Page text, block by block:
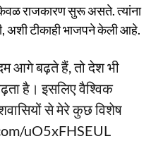
राजकारण सुरू असते. त्यांना
अशी टीकाही भाजपने केली आहे.
आगे बढ़ते हैं, तो देश भी
है। इसलिए वैश्विक
से मेरे कुछ विशेष
uO5xFHSEUL